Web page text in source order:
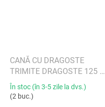
CANĂ CU DRAGOSTE
TRIMITE DRAGOSTE 125 X
94 X 83 MM, 290 ML -
VILLEROY & BOCH
În stoc (în 3-5 zile la dvs.)
(2 buc.)